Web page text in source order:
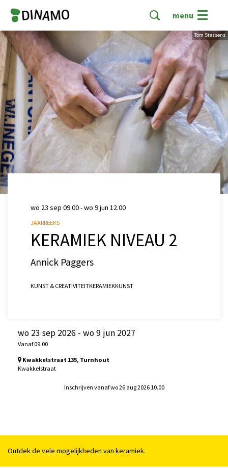
menu
Tom Stessens
KERAMIEK NIVEAU 2
Annick Paggers
JAARREEKS
wo 23 sep 09.00-wo 9 jun 12.00
KUNST & CREATIVITEITKERAMIEKKUNST
wo 23 sep 2026 - wo 9 jun 2027
Vanaf 09.00
Kwakkelstraat 135, Turnhout
Kwakkelstraat
Inschrijven vanaf wo 26 aug 2026 10.00
Ontdek de vele mogelijkheden van keramiek.